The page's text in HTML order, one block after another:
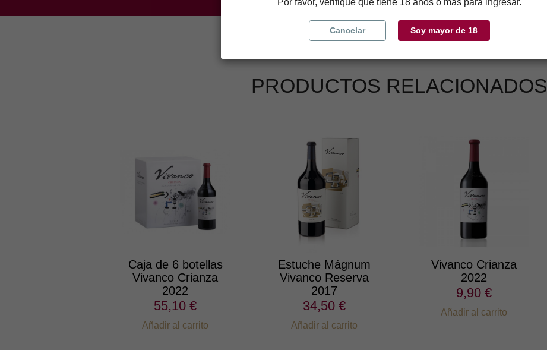
PRODUCTOS RELACIONADOS
Caja de 6 botellas
Vivanco Crianza
2022
55,10 €
Añadir al carrito
Estuche Mágnum
Vivanco Reserva
2017
34,50 €
Añadir al carrito
Vivanco Crianza
2022
9,90 €
Añadir al carrito
Cancelar Soy mayor de 18